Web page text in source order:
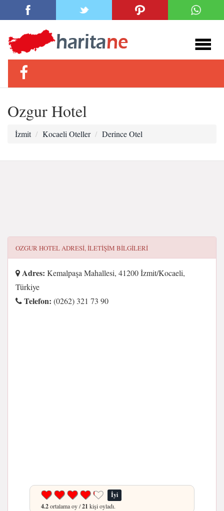
Ozgur Hotel
İzmit Kocaeli Oteller Derince Otel
OZGUR HOTELADRESI, ILETIŞIM BILGILERI
Adres: Kemalpaşa Mahallesi, 41200 İzmit/Kocaeli,
Türkiye
Telefon: (0262) 321 73 90
İyi
4.2ortalama oy /21 kişi oyladı.